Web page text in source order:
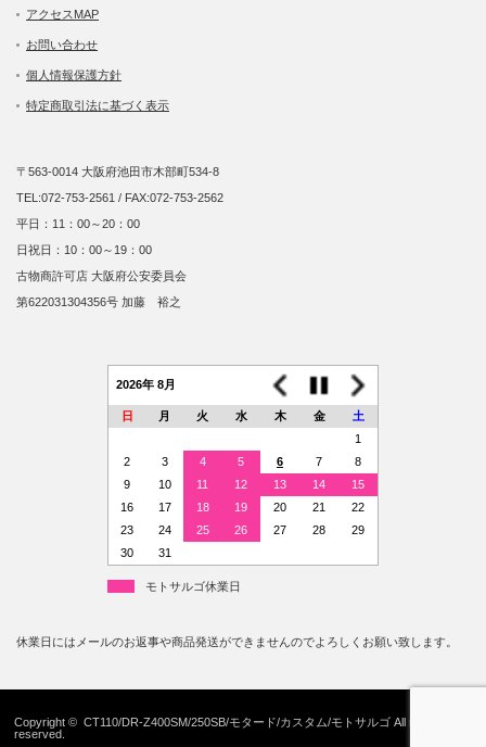
アクセスMAP
お問い合わせ
個人情報保護方針
特定商取引法に基づく表示
〒563-0014 大阪府池田市木部町534-8
TEL:072-753-2561 / FAX:072-753-2562
平日：11：00～20：00
日祝日：10：00～19：00
古物商許可店 大阪府公安委員会
第622031304356号 加藤 裕之
2026年 8月
日 月 火 水 木 金
土
1
2
3 4 5 6 7
8
9
10 11 12 13 14
15
16
17 18 19 20 21
22
23
24 25 26 27 28
29
30
31
モトサルゴ休業日
休業日にはメールのお返事や商品発送ができませんのでよろしくお願い致します。
Copyright ©CT110/DR-Z400SM/250SB/モタード/カスタム/モトサルゴ All rights
reserved.